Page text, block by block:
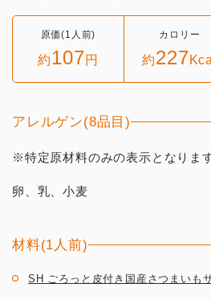
原価(1人前)
約107円
カロリー
約227Kcal
アレルゲン(8品目)
※特定原材料のみの表示となります
卵、乳、小麦
材料(1人前)
SH ごろっと皮付き国産さつまいも